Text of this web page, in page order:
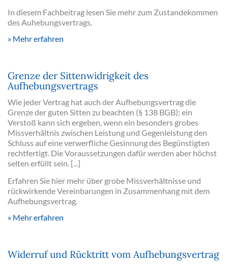
In diesem Fachbeitrag lesen Sie mehr zum Zustandekommen
des Auhebungsvertrags.
Mehr erfahren
Grenze der Sittenwidrigkeit des
Aufhebungsvertrags
Wie jeder Vertrag hat auch der Aufhebungsvertrag die
Grenze der guten Sitten zu beachten (§ 138 BGB); ein
Verstoß kann sich ergeben, wenn ein besonders grobes
Missverhältnis zwischen Leistung und Gegenleistung den
Schluss auf eine verwerfliche Gesinnung des Begünstigten
rechtfertigt. Die Voraussetzungen dafür werden aber höchst
selten erfüllt sein. [...]
Erfahren Sie hier mehr über grobe Missverhältnisse und
rückwirkende Vereinbarungen in Zusammenhang mit dem
Aufhebungsvertrag.
Mehr erfahren
Widerruf und Rücktritt vom Aufhebungsvertrag